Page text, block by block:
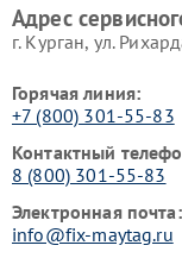
Адрес
г. Курган, ул.
Горячая линия:
+7 (800) 301-55-83
Контактный
8 (800) 301-55-83
Электронная почта:
info@fix-maytag.ru